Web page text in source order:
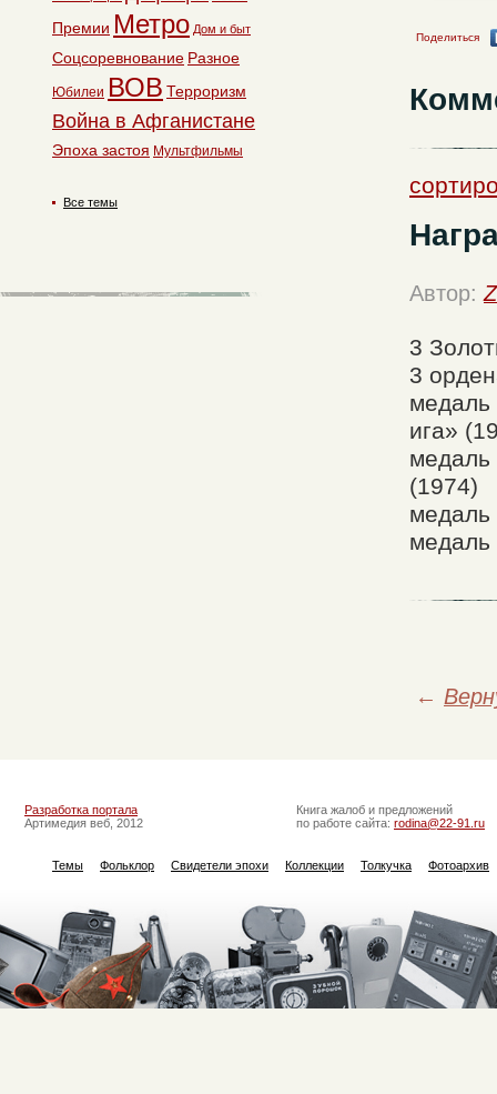
Поделиться
Автор:
3
3
медаль
ига»
медаль
(1974)
медаль
медаль
←
Премии Метро Дом и быт
Соцсоревнование Разное
Юбилеи ВОВ Терроризм
Война в Афганистане
Эпоха застоя Мультфильмы
Все темы
Разработка портала
Артимедия веб, 2012
Книга жалоб и предложений
по работе сайта: rodina@22-91.ru
Темы Фольклор Свидетели эпохи Коллекции Толкучка Фотоархив